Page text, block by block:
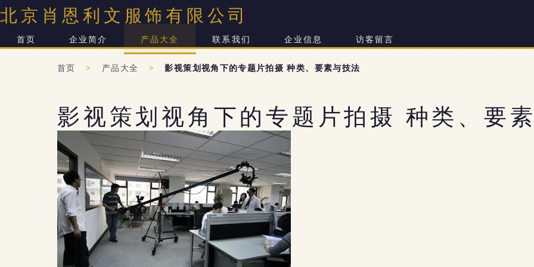
北京肖恩利文服饰有限公司
首页 企业简介 产品大全 联系我们 企业信息 访客留言
首页 > 产品大全 > 影视策划视角下的专题片拍摄 种类、要素与技法
影视策划视角下的专题片拍摄 种类、要